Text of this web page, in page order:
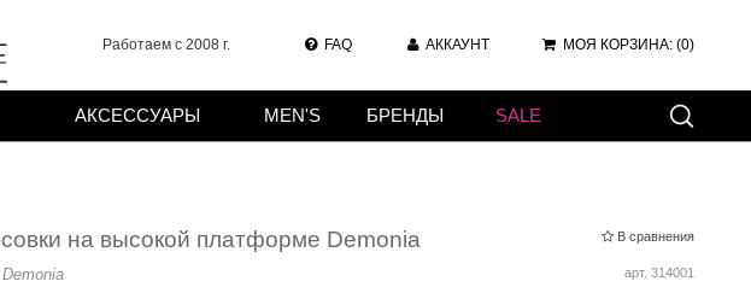
Работаем с 2008 г. FAQ АККАУНТ МОЯ КОРЗИНА: (0)
В сравнения
на высокой платформе Demonia
арт. 314001
Demonia
АКСЕССУАРЫ MEN'S БРЕНДЫ SALE